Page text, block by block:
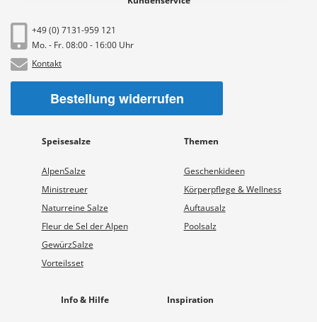
+49 (0) 7131-959 121
Mo. - Fr. 08:00 - 16:00 Uhr
Kontakt
Bestellung widerrufen
Speisesalze
AlpenSalze
Ministreuer
Naturreine Salze
Fleur de Sel der Alpen
GewürzSalze
Vorteilsset
Themen
Geschenkideen
Körperpflege & Wellness
Auftausalz
Poolsalz
Info & Hilfe Inspiration